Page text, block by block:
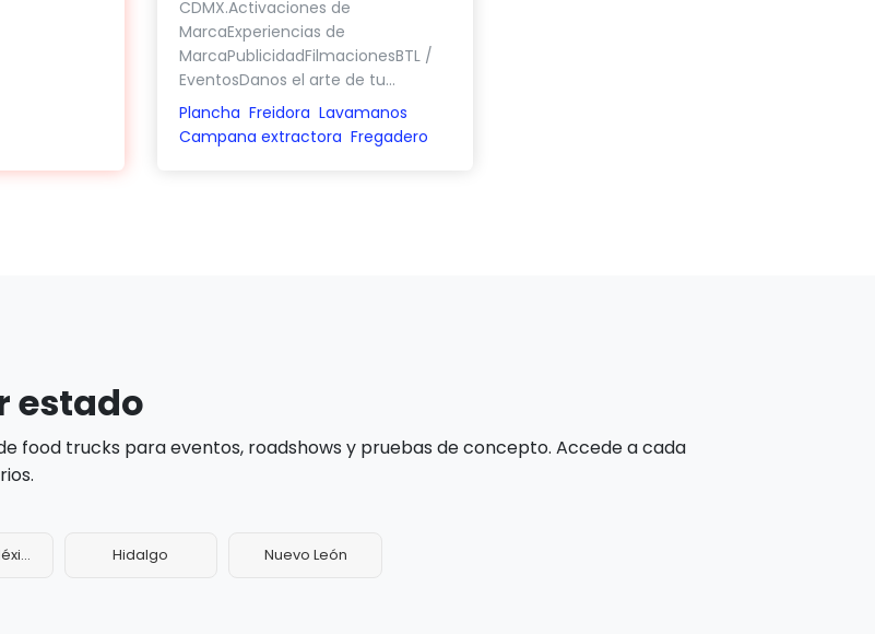
CDMX.Activaciones de
MarcaExperiencias de
MarcaPublicidadFilmacionesBTL /
EventosDanos el arte de tu...
Plancha Freidora Lavamanos
Campana extractora Fregadero
estado
food trucks para eventos, roadshows y pruebas de concepto. Accede a cada
Estado de México Hidalgo Nuevo León